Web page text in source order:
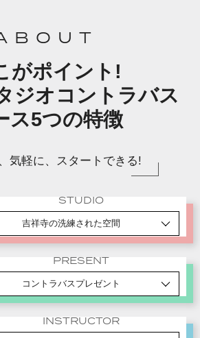
がポイント!
ジオコントラバス
ス5つの特徴
気軽に、スタートできる!
STUDIO
吉祥寺の洗練された空間
PRESENT
コントラバスプレゼント
INSTRUCTOR